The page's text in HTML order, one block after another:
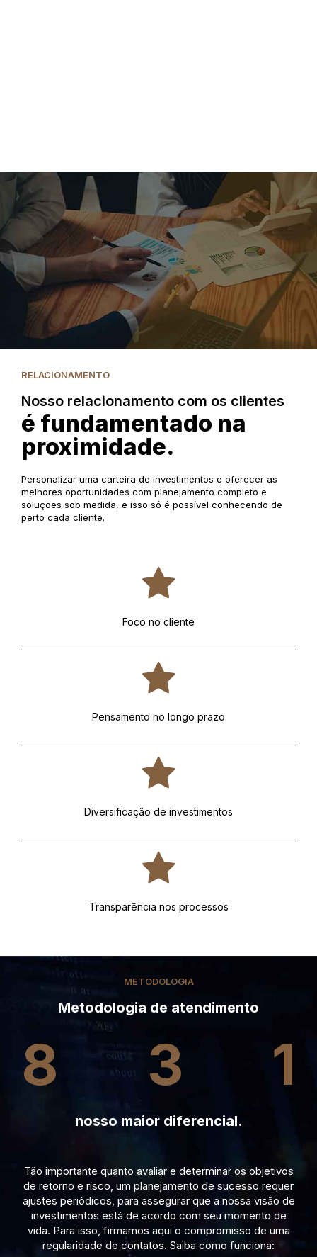
RELACIONAMENTO
Nosso relacionamento com os clientes
é fundamentado na
proximidade.
Personalizar uma carteira de investimentos e oferecer as
melhores oportunidades com planejamento completo e
soluções sob medida, e isso só é possível conhecendo de
perto cada cliente.
Foco no cliente
Pensamento no longo prazo
Diversificação de investimentos
Transparência nos processos
METODOLOGIA
Metodologia de atendimento
8 3 1
nosso maior diferencial.
Tão importante quanto avaliar e determinar os objetivos
de retorno e risco, um planejamento de sucesso requer
ajustes periódicos, para assegurar que a nossa visão de
investimentos está de acordo com seu momento de
vida. Para isso, firmamos aqui o compromisso de uma
regularidade de contatos. Saiba como funciona: